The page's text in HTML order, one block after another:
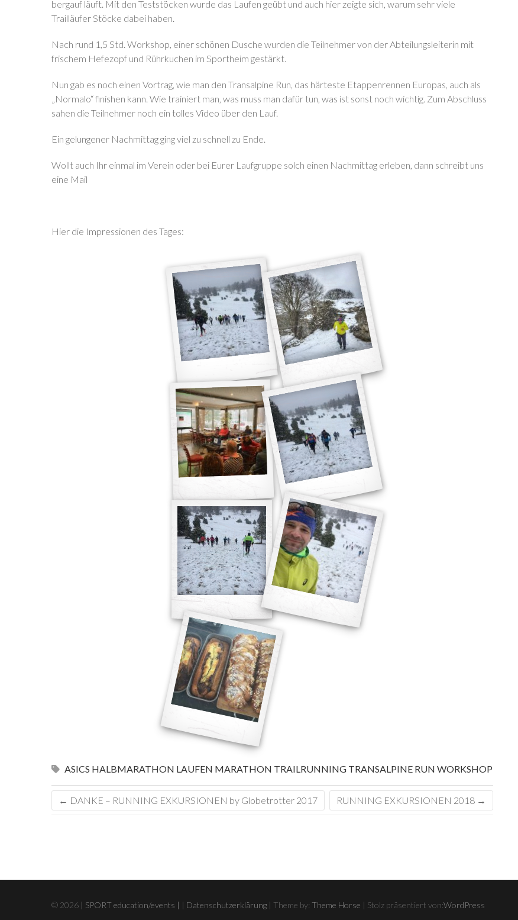
bergauf läuft. Mit den Teststöcken wurde das Laufen geübt und auch hier zeigte sich, warum sehr viele
Trailläufer Stöcke dabei haben.
Nach rund 1,5 Std. Workshop, einer schönen Dusche wurden die Teilnehmer von der Abteilungsleiterin mit
frischem Hefezopf und Rührkuchen im Sportheim gestärkt.
Nun gab es noch einen Vortrag, wie man den Transalpine Run, das härteste Etappenrennen Europas, auch als
„Normalo“ finishen kann. Wie trainiert man, was muss man dafür tun, was ist sonst noch wichtig. Zum Abschluss
sahen die Teilnehmer noch ein tolles Video über den Lauf.
Ein gelungener Nachmittag ging viel zu schnell zu Ende.
Wollt auch Ihr einmal im Verein oder bei Eurer Laufgruppe solch einen Nachmittag erleben, dann schreibt uns
eine Mail
Hier die Impressionen des Tages:
ASICS HALBMARATHON LAUFEN MARATHON TRAILRUNNING TRANSALPINE RUN WORKSHOP
← DANKE – RUNNING EXKURSIONEN by Globetrotter 2017 RUNNING EXKURSIONEN 2018 →
© 2026 | SPORT education/events | | Datenschutzerklärung | Theme by: Theme Horse | Stolz präsentiert von:WordPress